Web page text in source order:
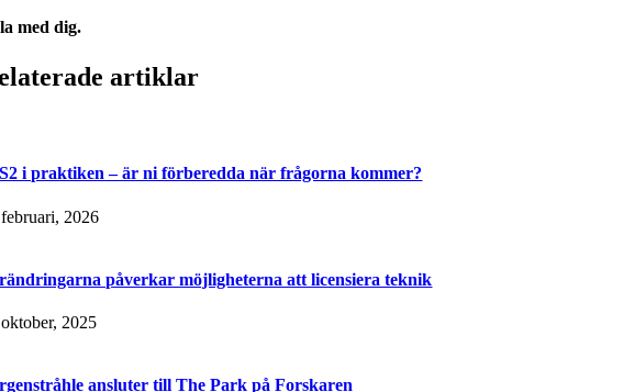
med dig.
artiklar
i praktiken – är ni förberedda när frågorna kommer?
2026
påverkar möjligheterna att licensiera teknik
2025
ansluter till The Park på Forskaren